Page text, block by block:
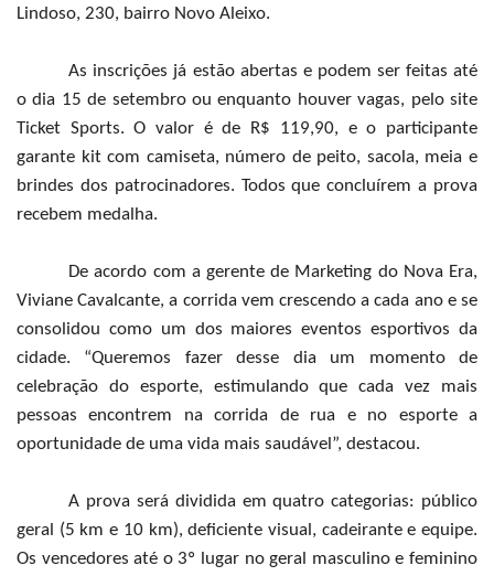
Lindoso, 230, bairro Novo Aleixo.
As inscrições já estão abertas e podem ser feitas até
o dia 15 de setembro ou enquanto houver vagas, pelo site
Ticket Sports. O valor é de R$ 119,90, e o participante
garante kit com camiseta, número de peito, sacola, meia e
brindes dos patrocinadores. Todos que concluírem a prova
recebem medalha.
De acordo com a gerente de Marketing do Nova Era,
Viviane Cavalcante, a corrida vem crescendo a cada ano e se
consolidou como um dos maiores eventos esportivos da
cidade. “Queremos fazer desse dia um momento de
celebração do esporte, estimulando que cada vez mais
pessoas encontrem na corrida de rua e no esporte a
oportunidade de uma vida mais saudável”, destacou.
A prova será dividida em quatro categorias: público
geral (5 km e 10 km), deficiente visual, cadeirante e equipe.
Os vencedores até o 3º lugar no geral masculino e feminino